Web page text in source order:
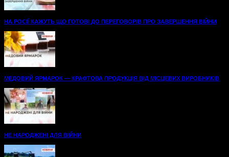
НА РОСІЇ КАЖУТЬ ЩО ГОТОВІ ДО ПЕРЕГОВОРІВ ПРО ЗАВЕРШЕННЯ ВІЙНИ
МЕДОВИЙ ЯРМАРОК — КРАФТОВА ПРОДУКЦІЯ ВІД МІСЦЕВИХ ВИРОБНИКІВ
НЕ НАРОДЖЕНІ ДЛЯ ВІЙНИ